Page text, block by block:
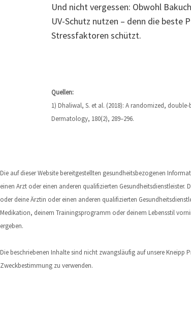
Und nicht vergessen: Obwohl
UV-Schutz nutzen – denn die beste
Stressfaktoren schützt.
Quellen:
1) Dhaliwal, S. et al. (2018): A randomized,
Dermatology, 180(2), 289–296.
Die auf dieser Website bereitgestellten gesundheitsbezogenen
einen Arzt oder einen anderen qualifizierten
oder deine Ärztin oder einen anderen qualifizierten
Medikation, deinem Trainingsprogramm oder deinem Lebensstil
ergeben.
Die beschriebenen Inhalte sind nicht zwangsläufig auf unsere
Zweckbestimmung zu verwenden.